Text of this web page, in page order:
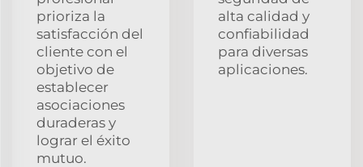
prioriza la
satisfacción del
cliente con el
objetivo de
establecer
asociaciones
duraderas y
lograr el éxito
mutuo.
alta calidad y
confiabilidad
para diversas
aplicaciones.